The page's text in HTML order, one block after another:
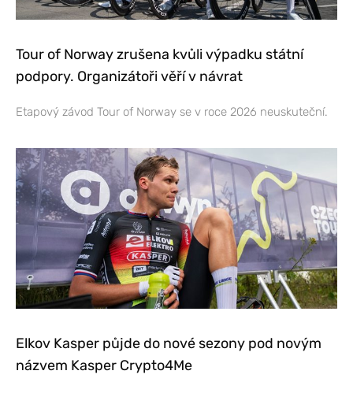
Tour of Norway zrušena kvůli výpadku státní
podpory. Organizátoři věří v návrat
Etapový závod Tour of Norway se v roce 2026 neuskuteční.
Elkov Kasper půjde do nové sezony pod novým
názvem Kasper Crypto4Me